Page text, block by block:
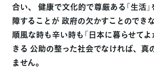
合い、
健康で文化的で尊厳ある「生活
障することが 政府の欠かすことのでき
順風な時も辛い時も「日本に暮らせてよ
きる 公助の整った社会でなければ、真
ません。